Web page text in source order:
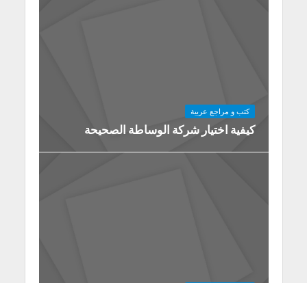
كتب و مراجع عربية
كيفية اختيار شركة الوساطة الصحيحة